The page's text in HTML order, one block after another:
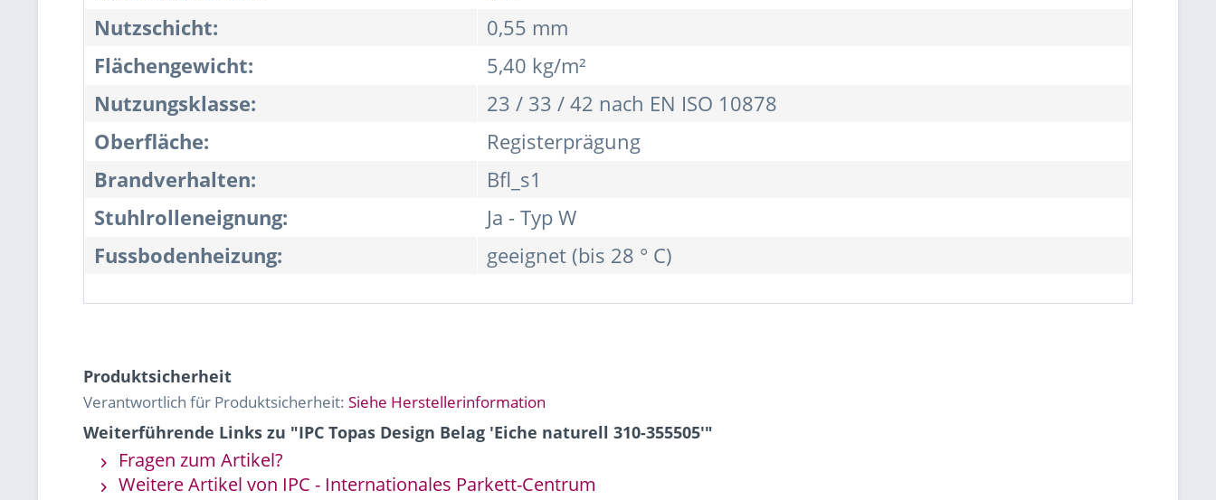
Nutzschicht:
0,55 mm
Flächengewicht:
5,40 kg/m²
Nutzungsklasse:
23 / 33 / 42 nach EN ISO 10878
Oberfläche:
Registerprägung
Brandverhalten:
Bfl_s1
Stuhlrolleneignung:
Ja - Typ W
Fussbodenheizung:
geeignet (bis 28 ° C)
Produktsicherheit
Verantwortlich für Produktsicherheit: Siehe Herstellerinformation
Weiterführende Links zu "IPC Topas Design Belag 'Eiche naturell 310-355505'"
Fragen zum Artikel?
Weitere Artikel von IPC - Internationales Parkett-Centrum